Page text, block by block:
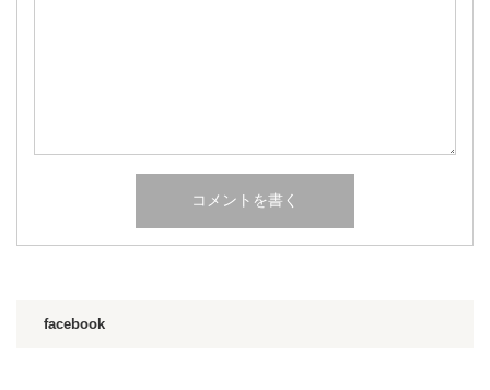
facebook